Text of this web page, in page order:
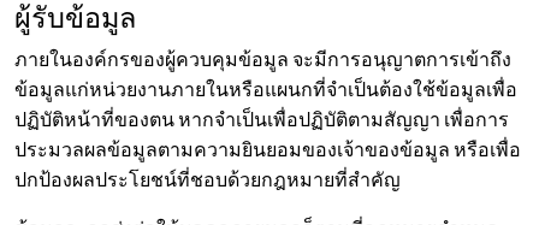
ผู้รับข้อมูล
ภายในองค์กรของผู้ควบคุมข้อมูล จะมีการอนุญาตการเข้าถึง
ข้อมูลแก่หน่วยงานภายในหรือแผนกที่จำเป็นต้องใช้ข้อมูลเพื่อ
ปฏิบัติหน้าที่ของตน หากจำเป็นเพื่อปฏิบัติตามสัญญา เพื่อการ
ประมวลผลข้อมูลตามความยินยอมของเจ้าของข้อมูล หรือเพื่อ
ปกป้องผลประโยชน์ที่ชอบด้วยกฎหมายที่สำคัญ